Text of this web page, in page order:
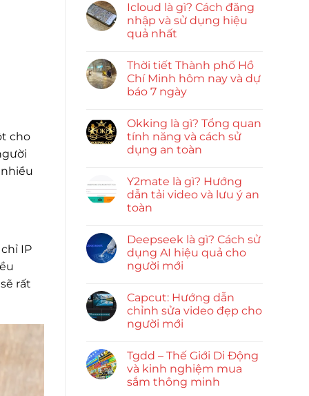
cho
IP
rất
Icloud là gì? Cách đăng
nhập và sử dụng hiệu
quả nhất
Thời tiết Thành phố Hồ
Chí Minh hôm nay và dự
báo 7 ngày
Okking là gì? Tổng quan
tính năng và cách sử
dụng an toàn
Y2mate là gì? Hướng
dẫn tải video và lưu ý an
toàn
Deepseek là gì? Cách sử
dụng AI hiệu quả cho
người mới
Capcut: Hướng dẫn
chỉnh sửa video đẹp cho
người mới
Tgdd – Thế Giới Di Động
và kinh nghiệm mua
sắm thông minh